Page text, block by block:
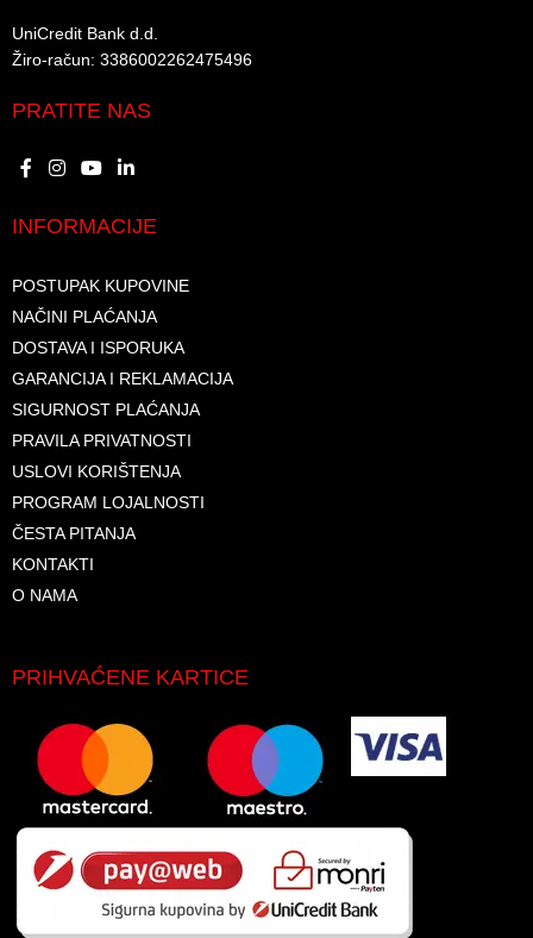
UniCredit Bank d.d.​
Žiro-račun: 3386002262475496​​
PRATITE NAS
INFORMACIJE
POSTUPAK KUPOVINE
NAČINI PLAĆANJA
DOSTAVA I ISPORUKA
GARANCIJA I REKLAMACIJA
SIGURNOST PLAĆANJA
PRAVILA PRIVATNOSTI
USLOVI KORIŠTENJA
PROGRAM LOJALNOSTI
ČESTA PITANJA
KONTAKTI
O NAMA
PRIHVAĆENE KARTICE